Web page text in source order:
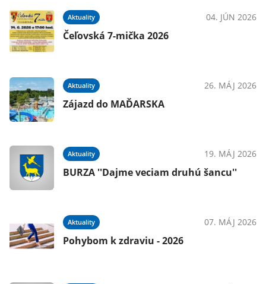
Aktuality 04. JÚN 2026
Čeľovská 7-mička 2026
Aktuality 26. MÁJ 2026
Zájazd do MAĎARSKA
Aktuality 19. MÁJ 2026
BURZA ''Dajme veciam druhú šancu''
Aktuality 07. MÁJ 2026
Pohybom k zdraviu - 2026